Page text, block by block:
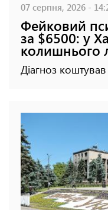
07 серпня, 2026 -
Фейковий
за $6500: у
колишнього
Діагноз